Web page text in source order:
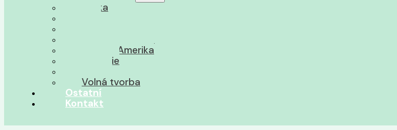
Afrika
Střední Amerika
Oceánie
Volná tvorba
Ostatní
Kontakt